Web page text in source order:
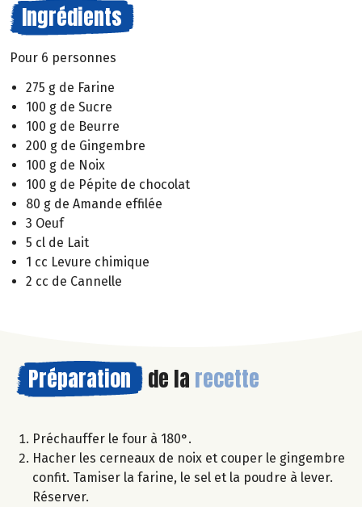
Ingrédients
Pour 6 personnes
275 g de Farine
100 g de Sucre
100 g de Beurre
200 g de Gingembre
100 g de Noix
100 g de Pépite de chocolat
80 g de Amande effilée
3 Oeuf
5 cl de Lait
1 cc Levure chimique
2 cc de Cannelle
Préparation de la recette
Préchauffer le four à 180°.
Hacher les cerneaux de noix et couper le gingembre
confit. Tamiser la farine, le sel et la poudre à lever.
Réserver.